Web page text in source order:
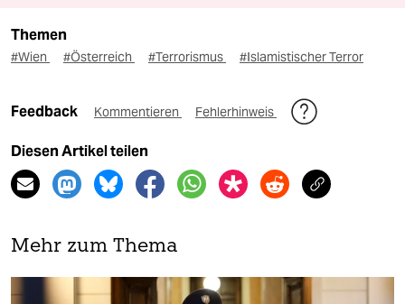
Themen
#Wien #Österreich #Terrorismus #Islamistischer Terror
Feedback Kommentieren Fehlerhinweis
Diesen Artikel teilen
Mehr zum Thema